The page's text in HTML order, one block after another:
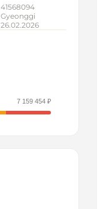
41568094
Gyeonggi
26.02.2026
7 159 454 ₽